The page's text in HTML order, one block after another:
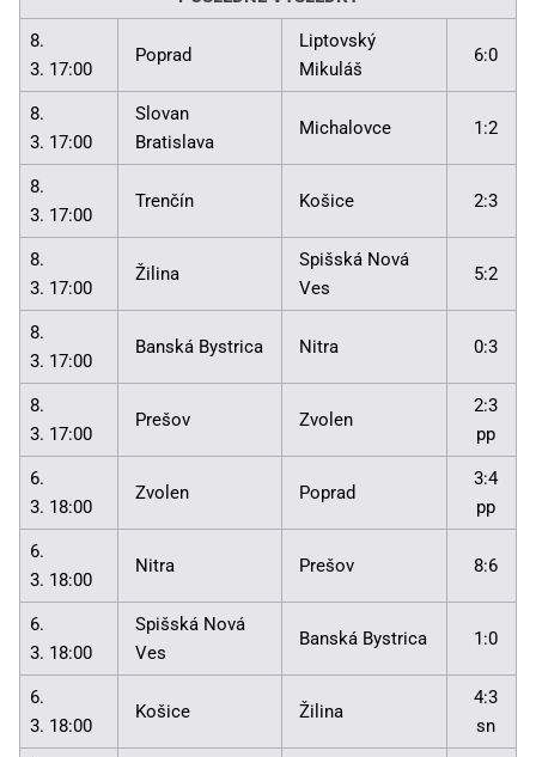
8.
3. 17:00
Poprad
Liptovský
Mikuláš
6:0
8.
3. 17:00
Slovan
Bratislava
Michalovce 1:2
8.
3. 17:00
Trenčín Košice 2:3
8.
3. 17:00
Žilina
Spišská Nová
Ves
5:2
8.
3. 17:00
Banská Bystrica Nitra 0:3
8.
3. 17:00
Prešov Zvolen
2:3
pp
6.
3. 18:00
Zvolen Poprad
3:4
pp
6.
3. 18:00
Nitra Prešov 8:6
6.
3. 18:00
Spišská Nová
Ves
Banská Bystrica 1:0
6.
3. 18:00
Košice Žilina
4:3
sn